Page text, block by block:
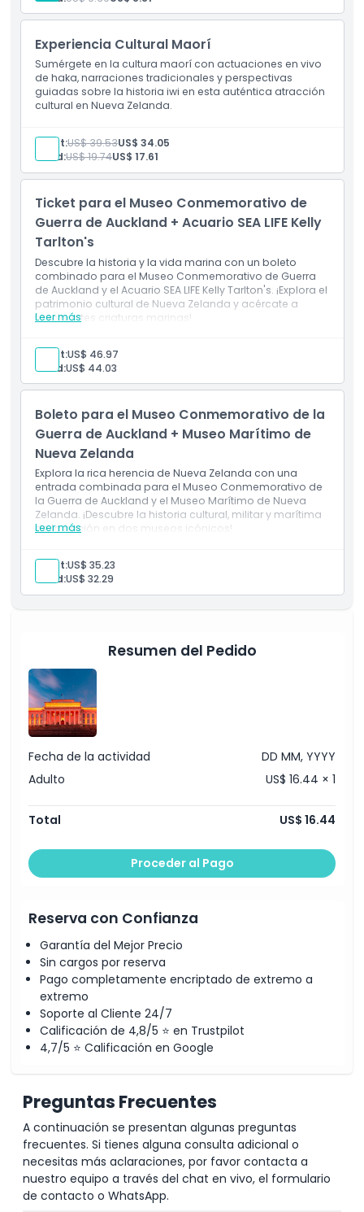
Inclusiones
Política para Niños y Adultos
Exclusiones
Horario de Apertura
Cosas a Saber
Ubicación
Cómo Llegar
Política de Cancelación
Experiencia Cultural Maorí
Sumérgete en la cultura maorí con actuaciones en vivo
de haka, narraciones tradicionales y perspectivas
guiadas sobre la historia iwi en esta auténtica atracción
cultural en Nueva Zelanda.
Adult:US$ 39.53US$ 34.05
Child:US$ 19.74US$ 17.61
Ticket para el Museo Conmemorativo de
Guerra de Auckland + Acuario SEA LIFE Kelly
Tarlton's
Descubre la historia y la vida marina con un boleto
combinado para el Museo Conmemorativo de Guerra
de Auckland y el Acuario SEA LIFE Kelly Tarlton's. ¡Explora el
patrimonio cultural de Nueva Zelanda y acércate a
fascinantes criaturas marinas!
Leer más
Adult:US$ 46.97
Child:US$ 44.03
Boleto para el Museo Conmemorativo de la
Guerra de Auckland + Museo Marítimo de
Nueva Zelanda
Explora la rica herencia de Nueva Zelanda con una
entrada combinada para el Museo Conmemorativo de
la Guerra de Auckland y el Museo Marítimo de Nueva
Zelanda. ¡Descubre la historia cultural, militar y marítima
de la nación en dos museos icónicos!
Leer más
Adult:US$ 35.23
Child:US$ 32.29
Resumen del Pedido
Fecha de la actividad
DD MM, YYYY
Adulto
US$ 16.44 × 1
Total US$ 16.44
Proceder al Pago
Reserva con Confianza
Garantía del Mejor Precio
Sin cargos por reserva
Pago completamente encriptado de extremo a
extremo
Soporte al Cliente 24/7
Calificación de 4,8/5 ⭐ en Trustpilot
4,7/5 ⭐ Calificación en Google
Preguntas Frecuentes
A continuación se presentan algunas preguntas
frecuentes. Si tienes alguna consulta adicional o
necesitas más aclaraciones, por favor contacta a
nuestro equipo a través del chat en vivo, el formulario
de contacto o WhatsApp.